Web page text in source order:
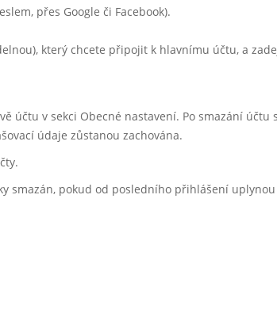
přes Google či Facebook).
který chcete připojit k hlavnímu účtu, a
účtu v sekci Obecné nastavení. Po smazání
údaje zůstanou zachována.
smazán, pokud od posledního přihlášení uplynou